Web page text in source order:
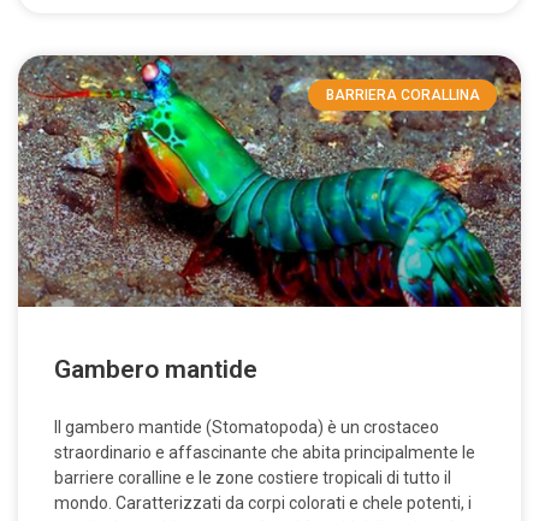
BARRIERA CORALLINA
Gambero mantide
Il gambero mantide (Stomatopoda) è un crostaceo
straordinario e affascinante che abita principalmente le
barriere coralline e le zone costiere tropicali di tutto il
mondo. Caratterizzati da corpi colorati e chele potenti, i